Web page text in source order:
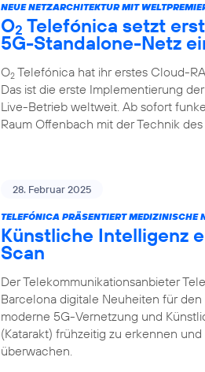
NEUE NETZARCHITEKTUR MIT
O2 Telefónica setzt
5G-Standalone-Netz
O2 Telefónica hat ihr erstes Cloud-
Das ist die erste Implementierung
Live-Betrieb weltweit. Ab sofort
Raum Offenbach mit der Technik
28. Februar 2025
TELEFÓNICA PRÄSENTIERT MEDIZINISCHE
Künstliche Intelligenz
Scan
Der Telekommunikationsanbieter
Barcelona digitale Neuheiten für
moderne 5G-Vernetzung und
(Katarakt) frühzeitig zu erkennen
überwachen.